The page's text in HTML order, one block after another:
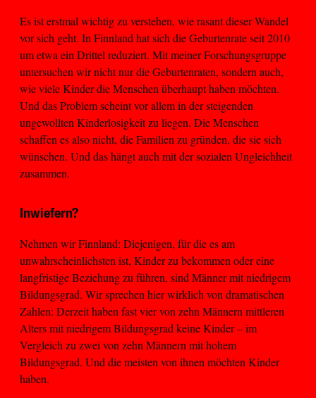
Es ist erstmal wichtig zu verstehen, wie rasant dieser Wandel
vor sich geht. In Finnland hat sich die Geburtenrate seit 2010
um etwa ein Drittel reduziert. Mit meiner Forschungsgruppe
untersuchen wir nicht nur die Geburtenraten, sondern auch,
wie viele Kinder die Menschen überhaupt haben möchten.
Und das Problem scheint vor allem in der steigenden
ungewollten Kinderlosigkeit zu liegen. Die Menschen
schaffen es also nicht, die Familien zu gründen, die sie sich
wünschen. Und das hängt auch mit der sozialen Ungleichheit
zusammen.
Inwiefern?
Nehmen wir Finnland: Diejenigen, für die es am
unwahrscheinlichsten ist, Kinder zu bekommen oder eine
langfristige Beziehung zu führen, sind Männer mit niedrigem
Bildungsgrad. Wir sprechen hier wirklich von dramatischen
Zahlen: Derzeit haben fast vier von zehn Männern mittleren
Alters mit niedrigem Bildungsgrad keine Kinder – im
Vergleich zu zwei von zehn Männern mit hohem
Bildungsgrad. Und die meisten von ihnen möchten Kinder
haben.